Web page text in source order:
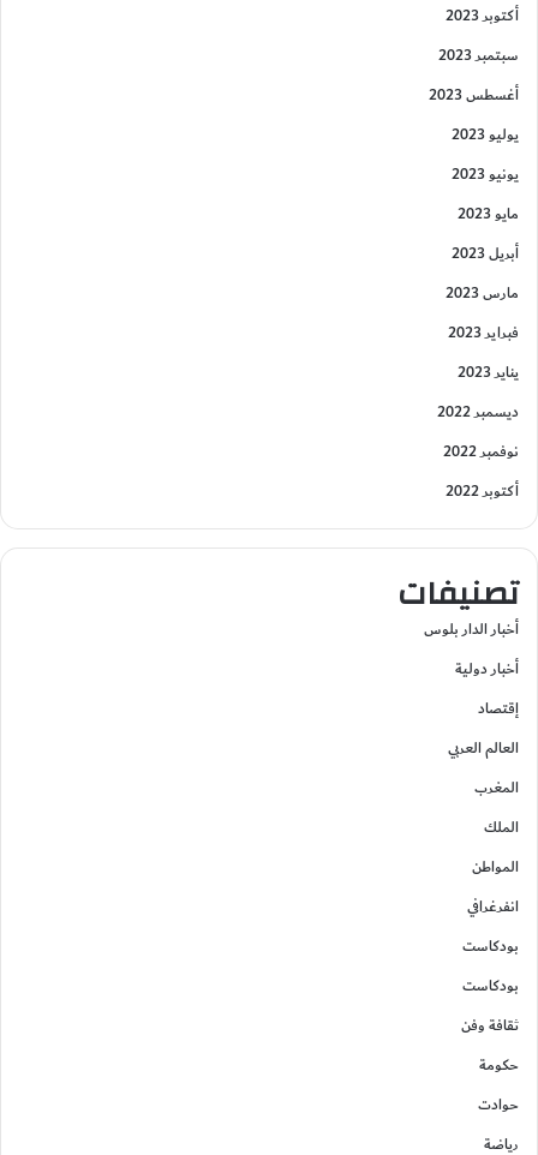
أكتوبر 2023
سبتمبر 2023
أغسطس 2023
يوليو 2023
يونيو 2023
مايو 2023
أبريل 2023
مارس 2023
فبراير 2023
يناير 2023
ديسمبر 2022
نوفمبر 2022
أكتوبر 2022
تصنيفات
أخبار الدار بلوس
أخبار دولية
إقتصاد
العالم العربي
المغرب
الملك
المواطن
انفرغرافي
بودكاست
بودكاست
ثقافة وفن
حكومة
حوادت
رياضة